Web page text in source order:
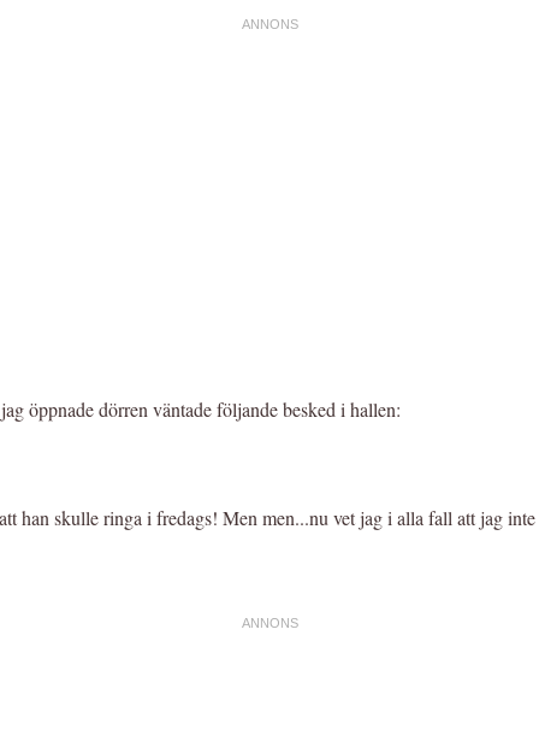
öppnade dörren väntade följande besked i hallen:
han skulle ringa i fredags! Men men...nu vet jag i alla fall att jag